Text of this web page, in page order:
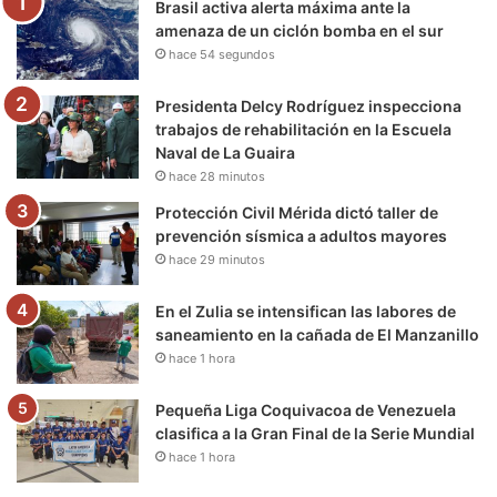
o
k
r
e
r
m
a
Brasil activa alerta máxima ante la
amenaza de un ciclón bomba en el sur
hace 54 segundos
Presidenta Delcy Rodríguez inspecciona
trabajos de rehabilitación en la Escuela
Naval de La Guaira
hace 28 minutos
Protección Civil Mérida dictó taller de
prevención sísmica a adultos mayores
hace 29 minutos
En el Zulia se intensifican las labores de
saneamiento en la cañada de El Manzanillo
hace 1 hora
Pequeña Liga Coquivacoa de Venezuela
clasifica a la Gran Final de la Serie Mundial
hace 1 hora